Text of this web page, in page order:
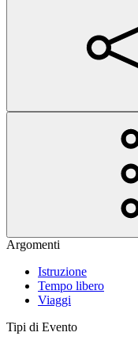
Argomenti
Istruzione
Tempo libero
Viaggi
Tipi di Evento